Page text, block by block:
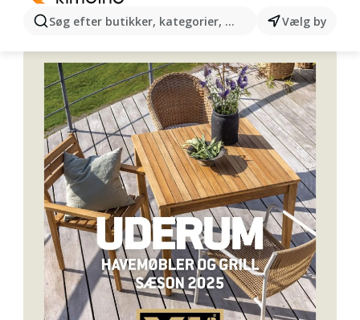
Søg efter butikker, kategorier, produkter...Vælg by